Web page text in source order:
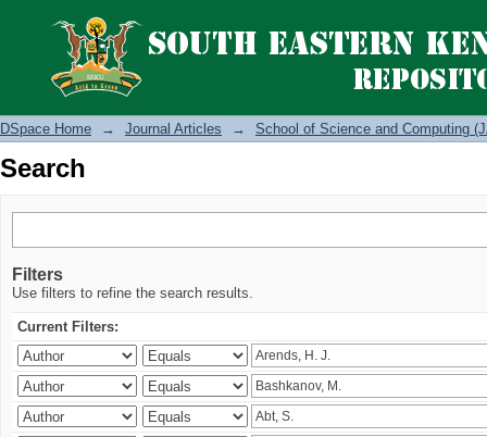
Search
DSpace Home → Journal Articles → School of Science and Computing
Search
Filters
Use filters to refine the search results.
Current Filters: